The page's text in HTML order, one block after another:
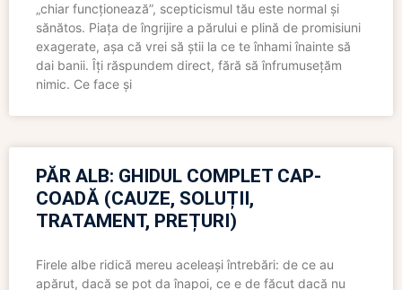
„chiar funcționează”, scepticismul tău este normal și
sănătos. Piața de îngrijire a părului e plină de promisiuni
exagerate, așa că vrei să știi la ce te înhami înainte să
dai banii. Îți răspundem direct, fără să înfrumusețăm
nimic. Ce face și
PĂR ALB: GHIDUL COMPLET CAP-
COADĂ (CAUZE, SOLUȚII,
TRATAMENT, PREȚURI)
Firele albe ridică mereu aceleași întrebări: de ce au
apărut, dacă se pot da înapoi, ce e de făcut dacă nu